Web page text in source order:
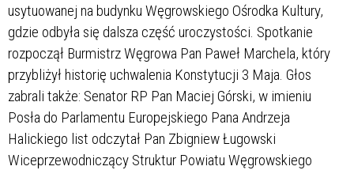
usytuowanej na budynku Węgrowskiego Ośrodka Kultury,
gdzie odbyła się dalsza część uroczystości. Spotkanie
rozpoczął Burmistrz Węgrowa Pan Paweł Marchela, który
przybliżył historię uchwalenia Konstytucji 3 Maja. Głos
zabrali także: Senator RP Pan Maciej Górski, w imieniu
Posła do Parlamentu Europejskiego Pana Andrzeja
Halickiego list odczytał Pan Zbigniew Ługowski
Wiceprzewodniczący Struktur Powiatu Węgrowskiego